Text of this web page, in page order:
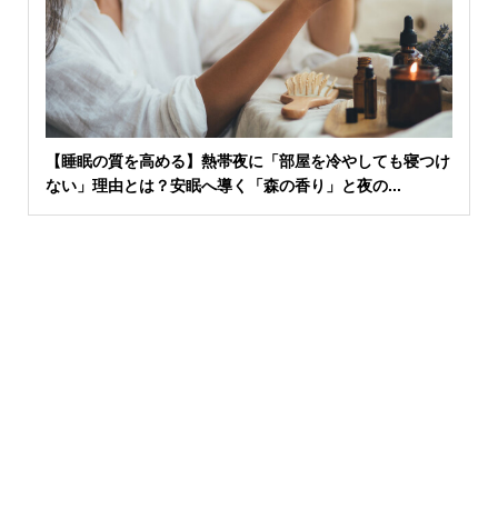
【睡眠の質を高める】熱帯夜に「部屋を冷やしても寝つけ
ない」理由とは？安眠へ導く「森の香り」と夜の...